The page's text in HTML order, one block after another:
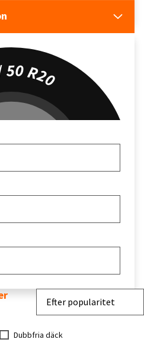
R20
Dubbfria däck
Sortera efter
Efter popularitet